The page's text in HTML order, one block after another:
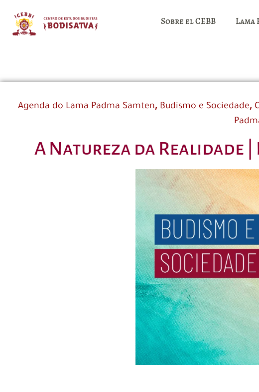
Sobre el CEBB Lama
Agenda do Lama Padma Samten, Budismo e Sociedade,
A Natureza da Realidade |